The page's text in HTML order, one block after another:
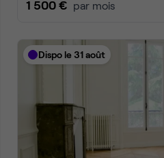
1 500 € par mois
Dispo le 31 août